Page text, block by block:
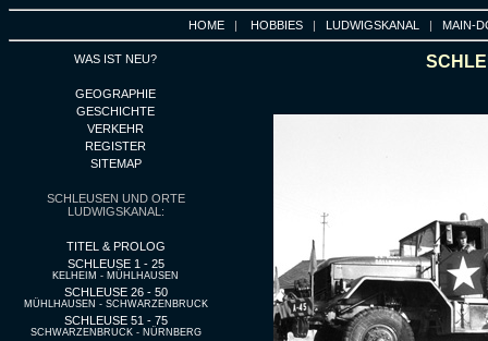
HOME | HOBBIES | LUDWIGSKANAL | MAIN-
WAS IST NEU?
GEOGRAPHIE
GESCHICHTE
VERKEHR
REGISTER
SITEMAP
SCHLEUSEN UND ORTE
LUDWIGSKANAL:
TITEL & PROLOG
SCHLEUSE 1 - 25
KELHEIM - MÜHLHAUSEN
SCHLEUSE 26 - 50
MÜHLHAUSEN - SCHWARZENBRUCK
SCHLEUSE 51 - 75
SCHWARZENBRUCK - NÜRNBERG